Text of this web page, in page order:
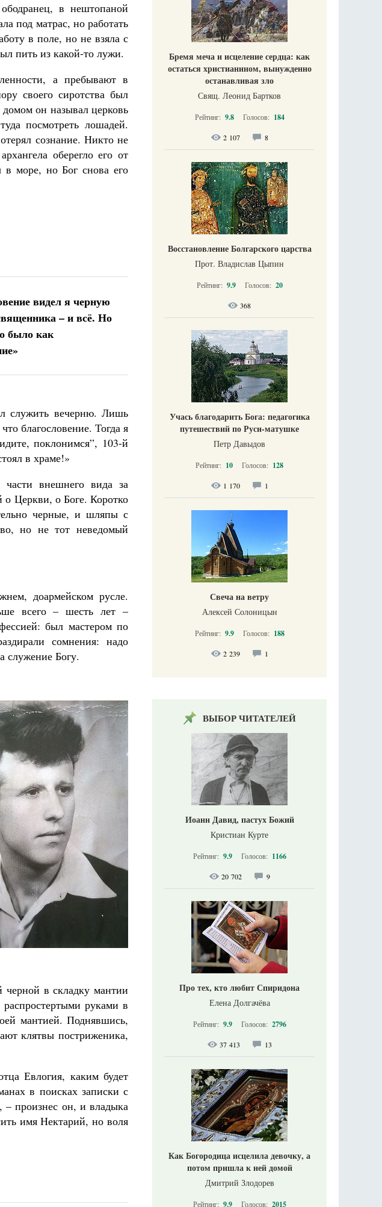
в нештопаной
под матрас, но работать
в поле, но не взяла с
пить из какой-то лужи.
а пребывают в
своего сиротства был
он называл церковь
посмотреть лошадей.
сознание. Никто не
оберегло его от
море, но Бог снова его
видел я черную
– и всё. Но
было как
служить вечерню. Лишь
благословение. Тогда я
поклонимся”, 103-й
в храме!»
части внешнего вида за
Церкви, о Боге. Коротко
черные, и шляпы с
но не тот неведомый
доармейском русле.
всего – шесть лет –
был мастером по
сомнения: надо
служение Богу.
в складку мантии
руками в
мантией. Поднявшись,
клятвы постриженика,
Евлогия, каким будет
в поисках записки с
– произнес он, и владыка
имя Нектарий, но воля
Бремя меча и исцеление сердца: как
остаться христианином, вынужденно
останавливая зло
Свящ. Леонид Бартков
Рейтинг: 9.8 Голосов: 184
2 107 8
Восстановление Болгарского царства
Прот. Владислав Цыпин
Рейтинг: 9.9 Голосов: 20
368
Учась благодарить Бога: педагогика
путешествий по Руси-матушке
Петр Давыдов
Рейтинг: 10 Голосов: 128
1 170 1
Свеча на ветру
Алексей Солоницын
Рейтинг: 9.9 Голосов: 188
2 239 1
ВЫБОР ЧИТАТЕЛЕЙ
Иоанн Давид, пастух Божий
Кристиан Курте
Рейтинг: 9.9 Голосов: 1166
20 702 9
Про тех, кто любит Спиридона
Елена Долгачёва
Рейтинг: 9.9 Голосов: 2796
37 413 13
Как Богородица исцелила девочку, а
потом пришла к ней домой
Дмитрий Злодорев
Рейтинг: 9.9 Голосов: 2015